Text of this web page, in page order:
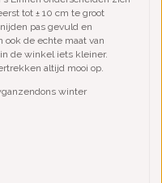
tot ± 10 cm te groot
pas gevuld en
ook de echte maat van
de winkel iets kleiner.
altijd mooi op.
winter